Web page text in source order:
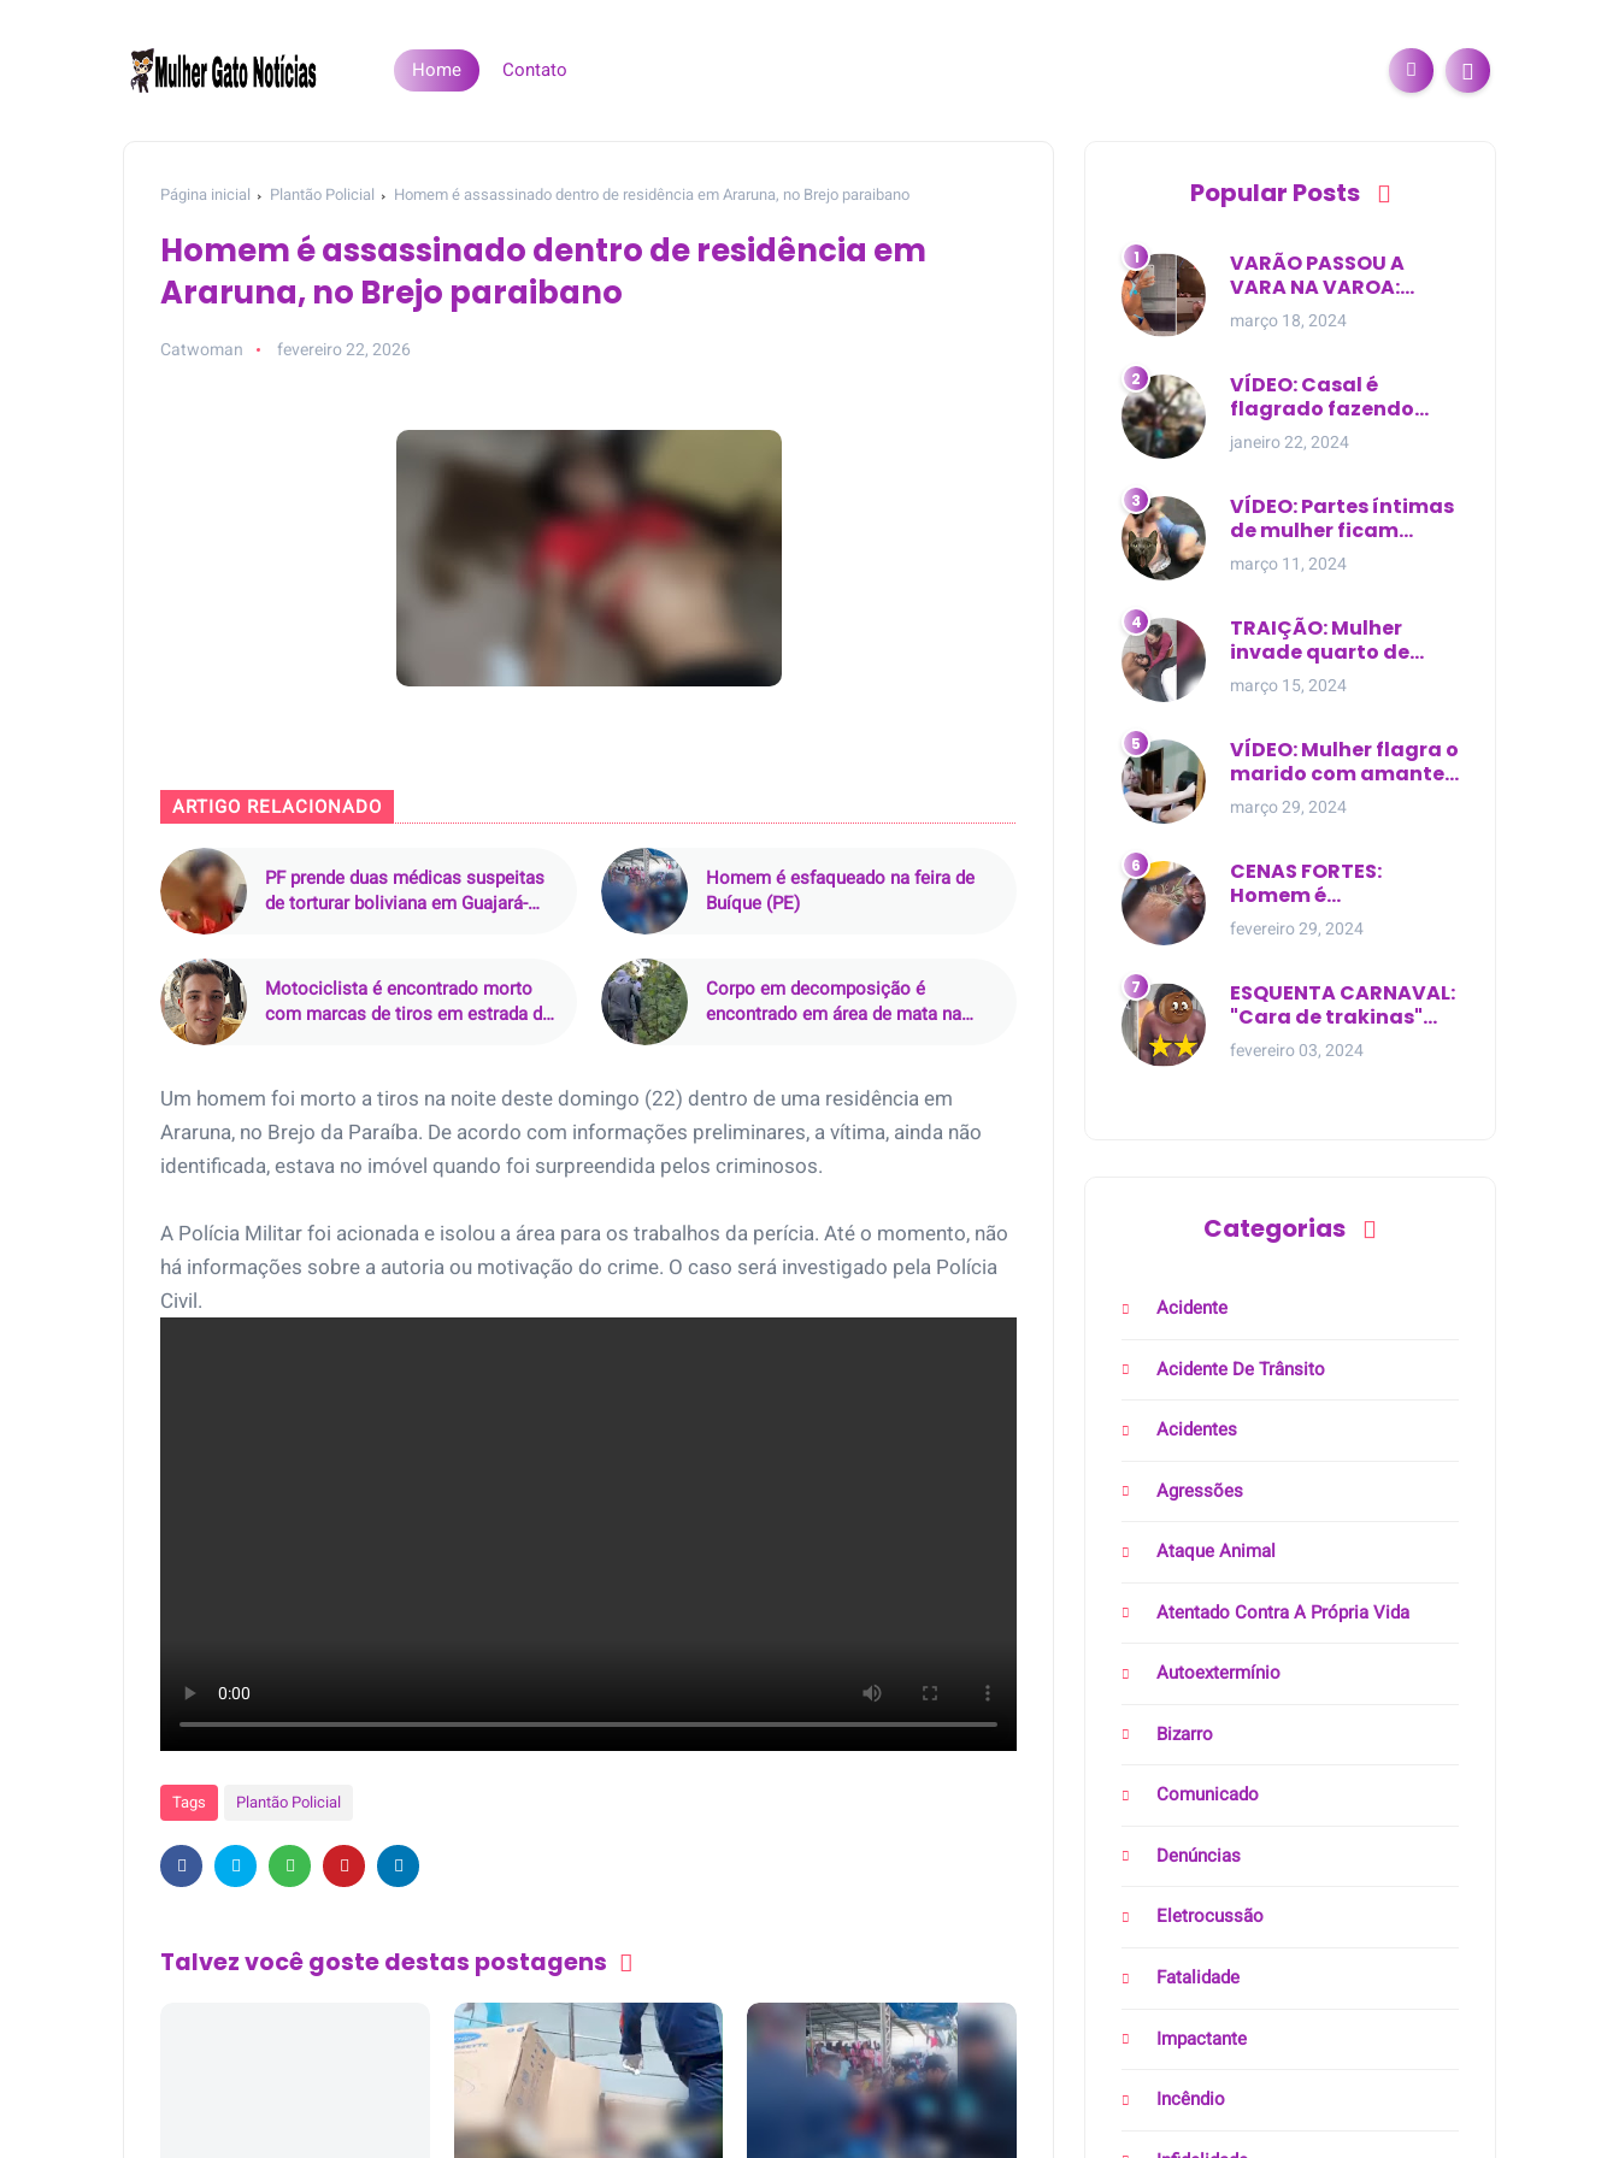
Home Contato
Página inicial Plantão Policial Homem é assassinado dentro de residência em Araruna, no Brejo paraibano
Homem é assassinado dentro de residência em
Araruna, no Brejo paraibano
Catwoman fevereiro 22, 2026
ARTIGO RELACIONADO
PF prende duas médicas suspeitas
de torturar boliviana em Guajará-
Homem é esfaqueado na feira de
Buíque (PE)
Motociclista é encontrado morto
com marcas de tiros em estrada de
Corpo em decomposição é
encontrado em área de mata na
Um homem foi morto a tiros na noite deste domingo (22) dentro de uma residência em
Araruna, no Brejo da Paraíba. De acordo com informações preliminares, a vítima, ainda não
identificada, estava no imóvel quando foi surpreendida pelos criminosos.
A Polícia Militar foi acionada e isolou a área para os trabalhos da perícia. Até o momento, não
há informações sobre a autoria ou motivação do crime. O caso será investigado pela Polícia
Civil.
Tags Plantão Policial
Talvez você goste destas postagens
Popular Posts
VARÃO PASSOU A
VARA NA VAROA:
Esposa de pregador
evangélico descobre
extra-conjugal
março 18, 2024
VÍDEO: Casal é
flagrado fazendo
sexo dentro de
cemitério, em cima de
janeiro 22, 2024
VÍDEO: Partes íntimas
de mulher ficam
expostas durante
briga em Manaus
março 11, 2024
TRAIÇÃO: Mulher
invade quarto de
motel e encontra o
marido com outra na
março 15, 2024
VÍDEO: Mulher flagra o
marido com amante
dentro da própria
residência
março 29, 2024
CENAS FORTES:
Homem é
brutalmente atacado
e morto a golpes de
fevereiro 29, 2024
ESQUENTA CARNAVAL:
"Cara de trakinas"
dança seminua no
meio da rua na Bahia
fevereiro 03, 2024
Categorias
Acidente
Acidente De Trânsito
Acidentes
Agressões
Ataque Animal
Atentado Contra A Própria Vida
Autoextermínio
Bizarro
Comunicado
Denúncias
Eletrocussão
Fatalidade
Impactante
Incêndio